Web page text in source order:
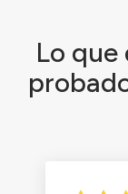
Lo que